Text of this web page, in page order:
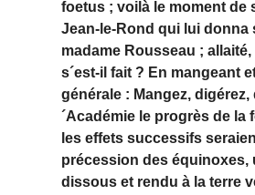
foetus ; voilà le moment de
Jean-le-Rond qui lui donna
madame Rousseau ;
s´est-il fait ? En mangeant
générale : Mangez,
´Académie le progrès de la
les effets successifs
précession des équinoxes,
dissous et rendu à la terre